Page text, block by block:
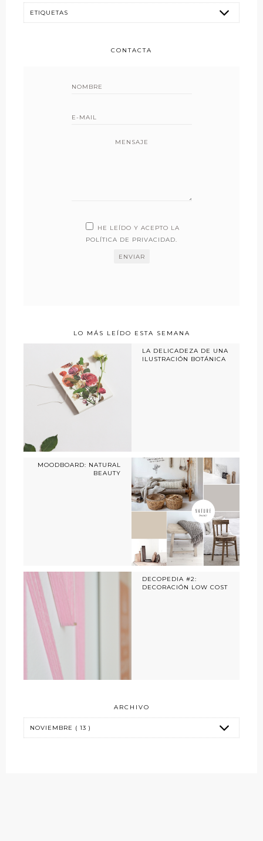
CONTACTA
MENSAJE
HE LEÍDO Y ACEPTO LA
POLÍTICA DE PRIVACIDAD.
LO MÁS LEÍDO ESTA SEMANA
LA DELICADEZA DE UNA
ILUSTRACIÓN BOTÁNICA
MOODBOARD: NATURAL
BEAUTY
DECOPEDIA #2:
DECORACIÓN LOW COST
ARCHIVO